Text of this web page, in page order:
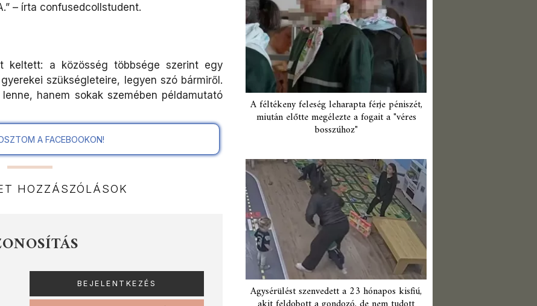
– írta confusedcollstudent.
keltett: a közösség többsége szerint egy
szükségleteire, legyen szó bármiről.
hanem sokak szemében példamutató
A FACEBOOKON!
HOZZÁSZÓLÁSOK
A féltékeny feleség leharapta férje péniszét,
miután előtte megélezte a fogait a "véres
bosszúhoz"
Agysérülést szenvedett a 23 hónapos kisfiú,